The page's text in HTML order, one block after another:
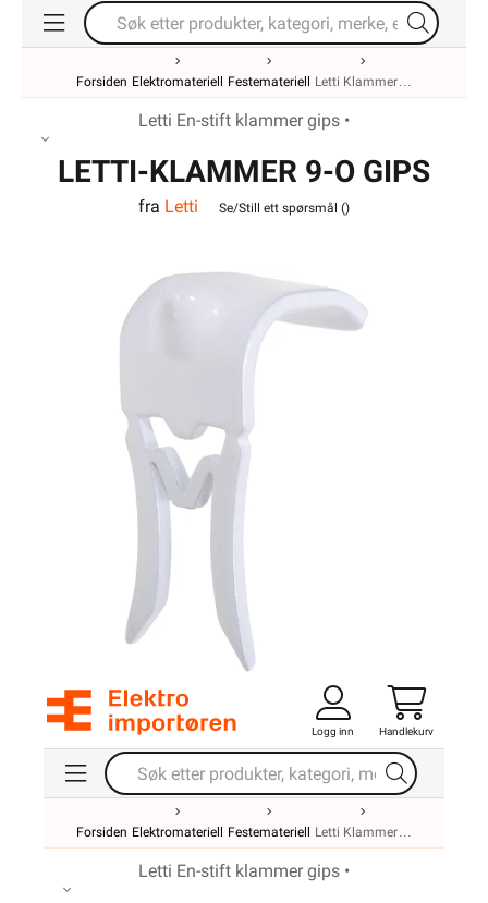
Forsiden Elektromateriell Festemateriell Letti Klammer
Letti En-stift klammer gips •
LETTI-KLAMMER 9-O GIPS
PH
fra Letti Se/Still ett spørsmål ()
Logg inn Handlekurv
Forsiden Elektromateriell Festemateriell Letti Klammer
Letti En-stift klammer gips •